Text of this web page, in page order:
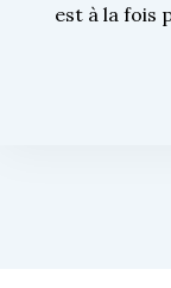
est à la fois